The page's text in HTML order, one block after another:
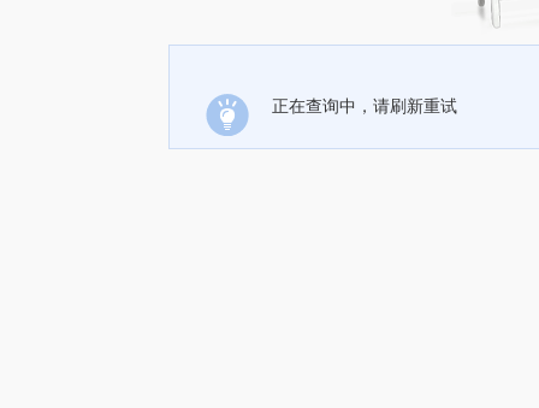
正在查询中，请刷新重试